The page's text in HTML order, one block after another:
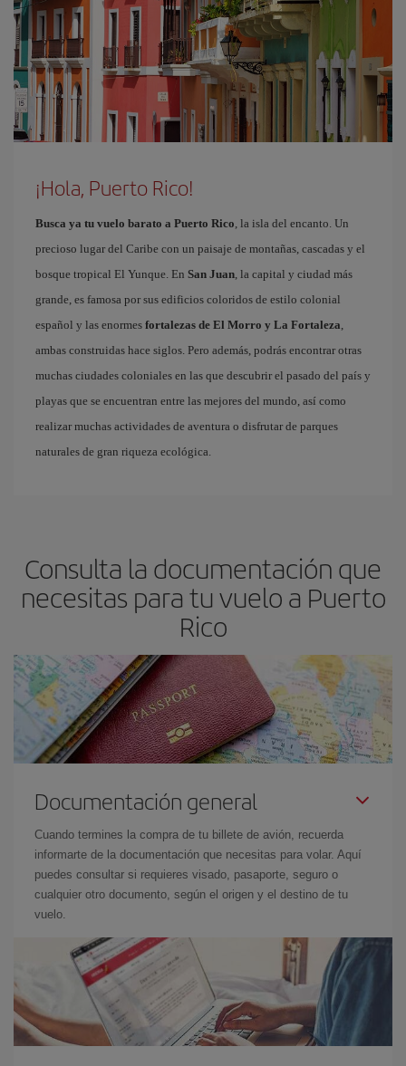
¡Hola, Puerto Rico!
Busca ya tu vuelo barato a Puerto Rico , la isla del encanto. Un
precioso lugar del Caribe con un paisaje de montañas, cascadas y el
bosque tropical El Yunque. En San Juan , la capital y ciudad más
grande, es famosa por sus edificios coloridos de estilo colonial
español y las enormes fortalezas de El Morro y La Fortaleza
ambas construidas hace siglos. Pero además, podrás encontrar otras
muchas ciudades coloniales en las que descubrir el pasado del país y
playas que se encuentran entre las mejores del mundo, así como
realizar muchas actividades de aventura o disfrutar de parques
naturales de gran riqueza ecológica.
Consulta la documentación que
necesitas para tu vuelo a Puerto
Rico
Documentación general
Cuando termines la compra de tu billete de avión, recuerda
informarte de la documentación que necesitas para volar. Aquí
puedes consultar si requieres visado, pasaporte, seguro o
cualquier otro documento, según el origen y el destino de tu
vuelo.